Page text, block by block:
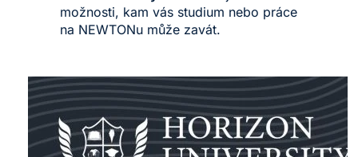
možnosti, kam vás studium nebo práce
na NEWTONu může zavát.